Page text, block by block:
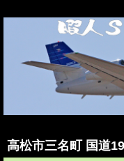
高松市三名町 国道